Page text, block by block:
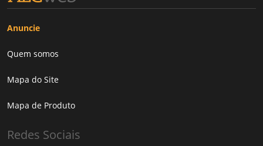
Anuncie
Quem somos
Mapa do Site
Mapa de Produto
Redes Sociais